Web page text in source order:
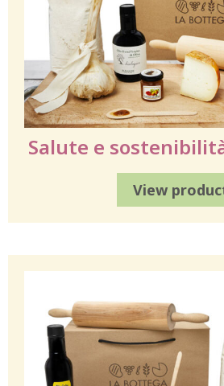
Salute e
View